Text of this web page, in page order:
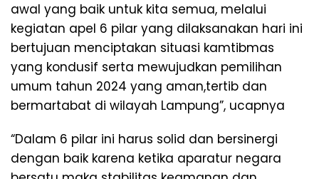
awal yang baik untuk kita semua, melalui
kegiatan apel 6 pilar yang dilaksanakan hari ini
bertujuan menciptakan situasi kamtibmas
yang kondusif serta mewujudkan pemilihan
umum tahun 2024 yang aman,tertib dan
bermartabat di wilayah Lampung”, ucapnya
“Dalam 6 pilar ini harus solid dan bersinergi
dengan baik karena ketika aparatur negara